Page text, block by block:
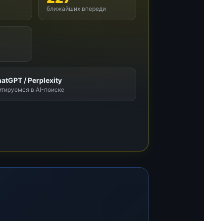
ближайших впереди
/ Perplexity
в AI-поиске